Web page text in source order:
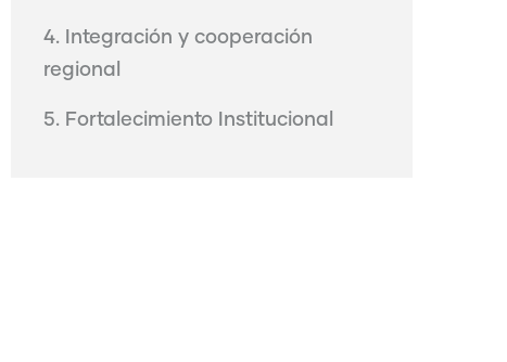
4. Integración y cooperación
regional
5. Fortalecimiento Institucional